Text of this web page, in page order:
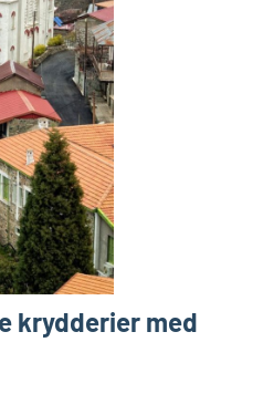
krydderier med